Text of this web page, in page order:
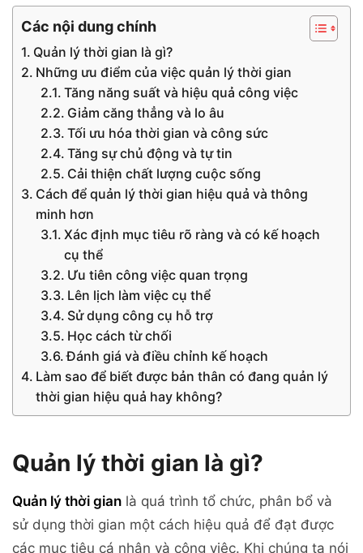
Các nội dung chính
Quản lý thời gian là gì?
Những ưu điểm của việc quản lý thời gian
Tăng năng suất và hiệu quả công việc
Giảm căng thẳng và lo âu
Tối ưu hóa thời gian và công sức
Tăng sự chủ động và tự tin
Cải thiện chất lượng cuộc sống
Cách để quản lý thời gian hiệu quả và thông
minh hơn
Xác định mục tiêu rõ ràng và có kế hoạch
cụ thể
Ưu tiên công việc quan trọng
Lên lịch làm việc cụ thể
Sử dụng công cụ hỗ trợ
Học cách từ chối
Đánh giá và điều chỉnh kế hoạch
Làm sao để biết được bản thân có đang quản lý
thời gian hiệu quả hay không?
Quản lý thời gian là gì?
Quản lý thời gian là quá trình tổ chức, phân bổ và
sử dụng thời gian một cách hiệu quả để đạt được
các mục tiêu cá nhân và công việc. Khi chúng ta nói